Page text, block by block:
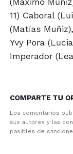
11) Caboral
(Matías
Yvy Pora
Imperador
COMPARTE TU
Los comentarios
sus autores y las
pasibles de